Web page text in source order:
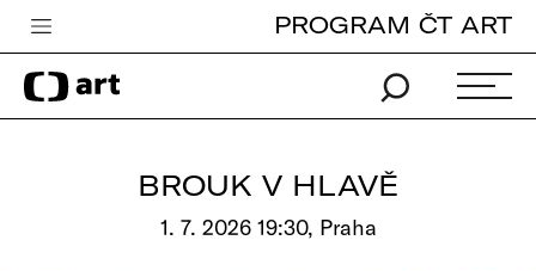
Česká televize
Zpravodajství
PROGRAM ČT ART
BROUK V HLAVĚ
1. 7. 2026 19:30, Praha